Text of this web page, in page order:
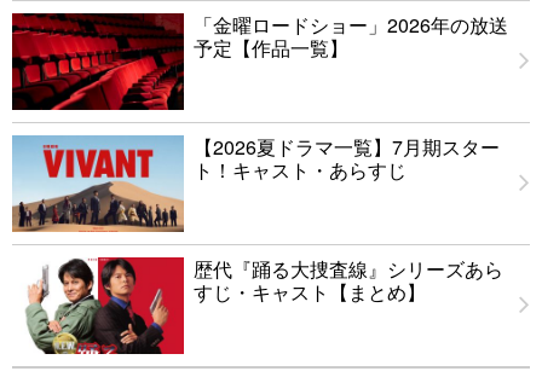
「金曜ロードショー」2026年の放送
予定【作品一覧】
【2026夏ドラマ一覧】7月期スター
ト！キャスト・あらすじ
歴代『踊る大捜査線』シリーズあら
すじ・キャスト【まとめ】